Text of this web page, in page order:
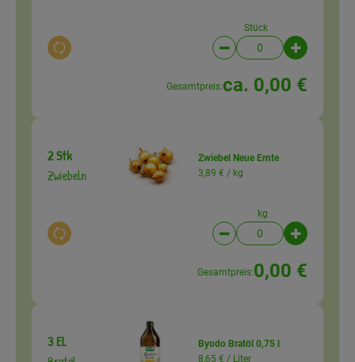
Auswahl ändern
Stück
Artikelanzahl
Gesamtpreis:ca. 0,00 €
2 Stk
Zwiebeln
Auswahl ändern
Zwiebel Neue Ernte
3,89 € / kg
kg
Artikelanzahl
Gesamtpreis:0,00 €
3 EL
Byodo Bratöl 0,75 l
8,65 € / Liter